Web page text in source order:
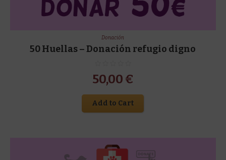
Donación
50 Huellas – Donación refugio digno
50,00 €
Add to Cart